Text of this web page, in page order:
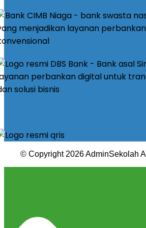
© Copyright 2026 AdminSekolah